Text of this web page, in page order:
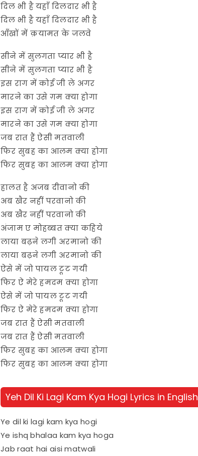
दिल भी है यहाँ दिलदार भी है
दिल भी है यहाँ दिलदार भी है
आँखों में क़यामत के जलवे
सीने में सुलगता प्यार भी है
सीने में सुलगता प्यार भी है
इस राग में कोई जी ले अगर
मारने का उसे ग़म क्या होगा
इस राग में कोई जी ले अगर
मारने का उसे ग़म क्या होगा
जब रात हैं ऐसी मतवाली
फिर सुबह का आलम क्या होगा
फिर सुबह का आलम क्या होगा
हालत है अजब दीवानो की
अब खैर नहीं परवानो की
अब खैर नहीं परवानो की
अंजाम ए मोहब्बत क्या कहिये
लाया बढ़ने लगी अरमानो की
लाया बढ़ने लगी अरमानो की
ऐसे में जो पायल टूट गयी
फिर ऐ मेरे हमदम क्या होगा
ऐसे में जो पायल टूट गयी
फिर ऐ मेरे हमदम क्या होगा
जब रात हैं ऐसी मतवाली
जब रात हैं ऐसी मतवाली
फिर सुबह का आलम क्या होगा
फिर सुबह का आलम क्या होगा
Yeh Dil Ki Lagi Kam Kya Hogi Lyrics in English
Ye dil ki lagi kam kya hogi
Ye ishq bhalaa kam kya hoga
Jab raat hai aisi matwali